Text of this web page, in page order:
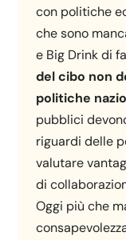
con politiche
che sono
e Big Drink di
del cibo non
politiche
pubblici
riguardi delle
valutare
di
Oggi più che